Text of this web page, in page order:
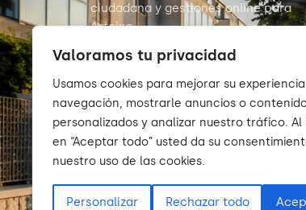
Valoramos tu privacidad
Usamos cookies para mejorar su
navegación, mostrarle anuncios o
personalizados y analizar nuestro tráfico.
en “Aceptar todo” usted da su
nuestro uso de las cookies.
Personalizar Rechazar todo
ciudadana y gestiones online para
Arteixo.
© 2026 Sumarte — Concello de Arteixo.